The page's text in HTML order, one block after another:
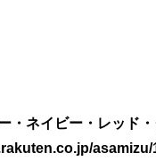
・ネイビー・レッド
asamizu/